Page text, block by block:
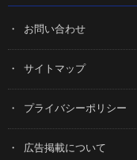
お問い合わせ
サイトマップ
プライバシーポリシー
広告掲載について